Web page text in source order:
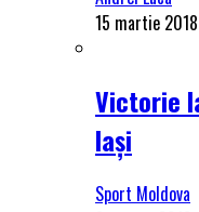
15 martie 2018
Victorie
Iași
Sport Moldova